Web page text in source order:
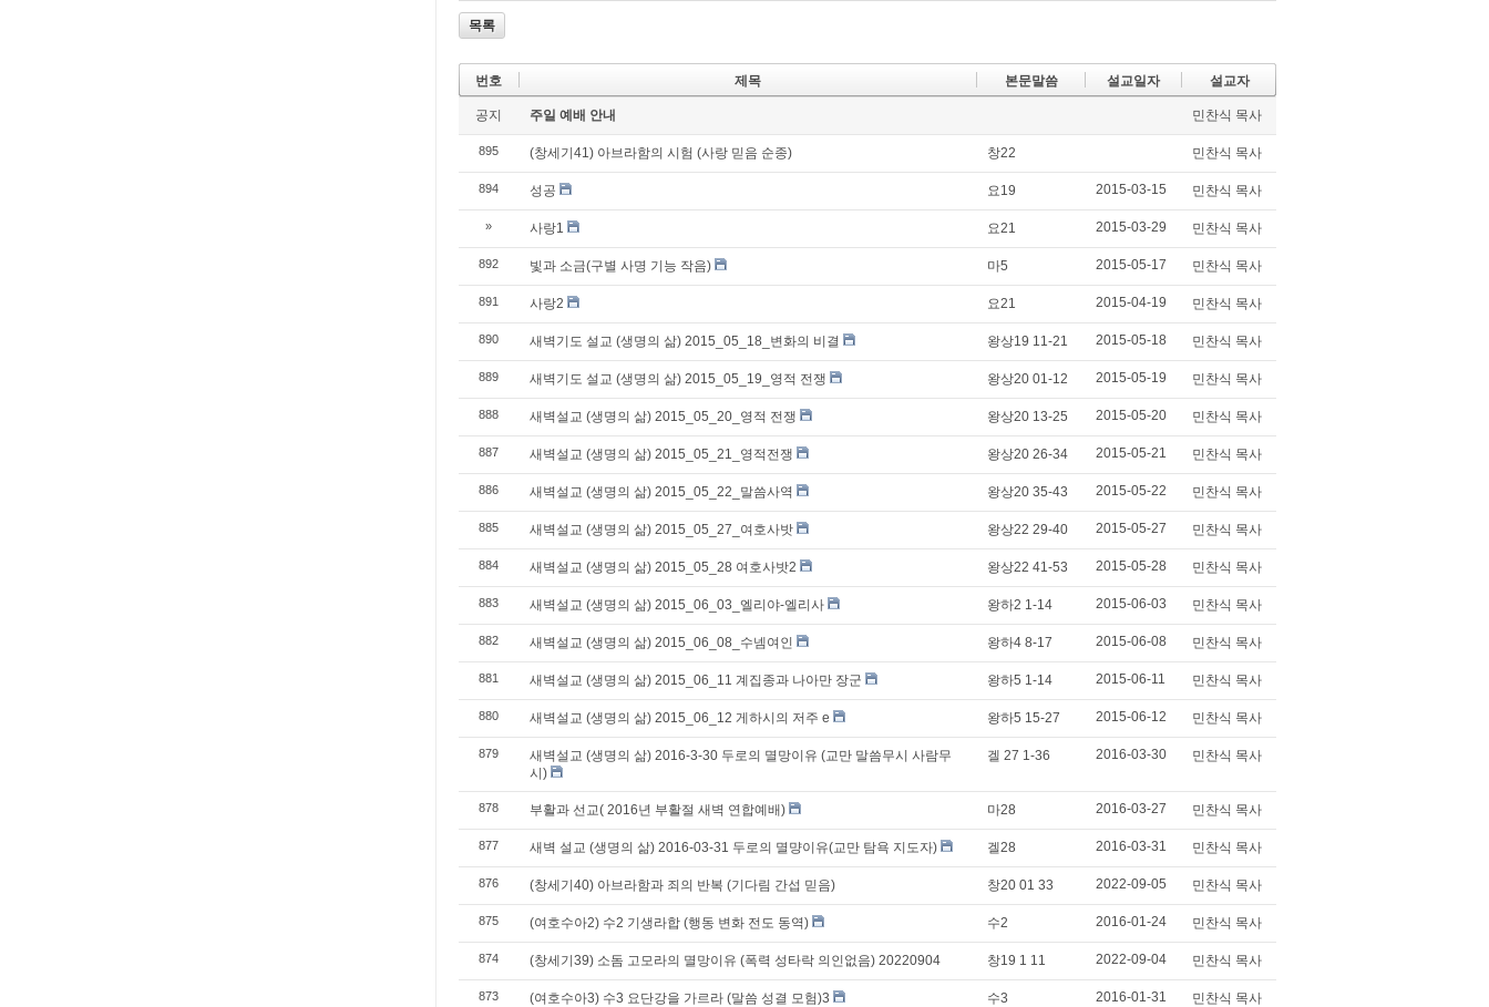
목록
번호 제목 본문말씀 설교일자 설교자
공지 주일 예배 안내 민찬식 목사
895 (창세기41) 아브라함의 시험 (사랑 믿음 순종) 창22 민찬식 목사
894 성공 요19 2015-03-15 민찬식 목사
» 사랑1 요21 2015-03-29 민찬식 목사
892 빛과 소금(구별 사명 기능 작음) 마5 2015-05-17 민찬식 목사
891 사랑2 요21 2015-04-19 민찬식 목사
890 새벽기도 설교 (생명의 삶) 2015_05_18_변화의 비결 왕상19 11-21 2015-05-18 민찬식 목사
889 새벽기도 설교 (생명의 삶) 2015_05_19_영적 전쟁 왕상20 01-12 2015-05-19 민찬식 목사
888 새벽설교 (생명의 삶) 2015_05_20_영적 전쟁 왕상20 13-25 2015-05-20 민찬식 목사
887 새벽설교 (생명의 삶) 2015_05_21_영적전쟁 왕상20 26-34 2015-05-21 민찬식 목사
886 새벽설교 (생명의 삶) 2015_05_22_말씀사역 왕상20 35-43 2015-05-22 민찬식 목사
885 새벽설교 (생명의 삶) 2015_05_27_여호사밧 왕상22 29-40 2015-05-27 민찬식 목사
884 새벽설교 (생명의 삶) 2015_05_28 여호사밧2 왕상22 41-53 2015-05-28 민찬식 목사
883 새벽설교 (생명의 삶) 2015_06_03_엘리야-엘리사 왕하2 1-14 2015-06-03 민찬식 목사
882 새벽설교 (생명의 삶) 2015_06_08_수넴여인 왕하4 8-17 2015-06-08 민찬식 목사
881 새벽설교 (생명의 삶) 2015_06_11 계집종과 나아만 장군 왕하5 1-14 2015-06-11 민찬식 목사
880 새벽설교 (생명의 삶) 2015_06_12 게하시의 저주 e 왕하5 15-27 2015-06-12 민찬식 목사
879
새벽설교 (생명의 삶) 2016-3-30 두로의 멸망이유 (교만 말씀무시 사람무
시)
겔 27 1-36 2016-03-30 민찬식 목사
878 부활과 선교( 2016년 부활절 새벽 연합예배) 마28 2016-03-27 민찬식 목사
877 새벽 설교 (생명의 삶) 2016-03-31 두로의 멸먕이유(교만 탐욕 지도자) 겔28 2016-03-31 민찬식 목사
876 (창세기40) 아브라함과 죄의 반복 (기다림 간섭 믿음) 창20 01 33 2022-09-05 민찬식 목사
875 (여호수아2) 수2 기생라합 (행동 변화 전도 동역) 수2 2016-01-24 민찬식 목사
874 (창세기39) 소돔 고모라의 멸망이유 (폭력 성타락 의인없음) 20220904 창19 1 11 2022-09-04 민찬식 목사
873 (여호수아3) 수3 요단강을 가르라 (말씀 성결 모험)3 수3 2016-01-31 민찬식 목사